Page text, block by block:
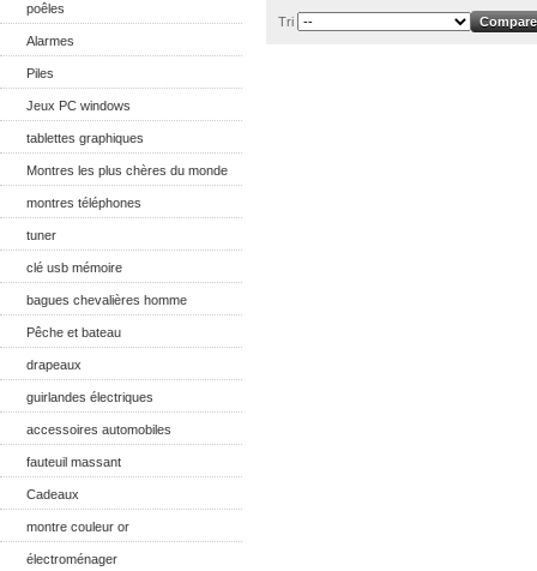
poêles
Alarmes
Piles
Jeux PC windows
tablettes graphiques
Montres les plus chères du monde
montres téléphones
tuner
clé usb mémoire
bagues chevalières homme
Pêche et bateau
drapeaux
guirlandes électriques
accessoires automobiles
fauteuil massant
Cadeaux
montre couleur or
électroménager
Tri